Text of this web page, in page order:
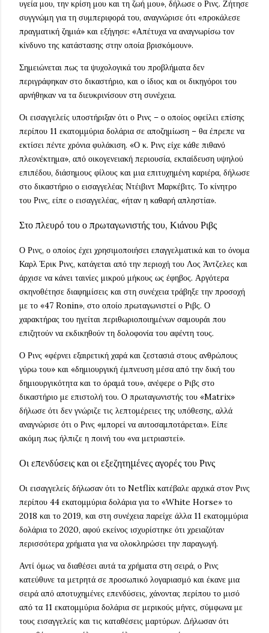
υγεία μου, την κρίση μου και τη ζωή μου», δήλωσε ο Ρινς. Ζήτησε
συγγνώμη για τη συμπεριφορά του, αναγνώρισε ότι «προκάλεσε
πραγματική ζημιά» και εξήγησε: «Απέτυχα να αναγνωρίσω τον
κίνδυνο της κατάστασης στην οποία βρισκόμουν».
Σημειώνεται πως τα ψυχολογικά του προβλήματα δεν
περιγράφηκαν στο δικαστήριο, και ο ίδιος και οι δικηγόροι του
αρνήθηκαν να τα διευκρινίσουν στη συνέχεια.
Οι εισαγγελείς υποστήριξαν ότι ο Ρινς – ο οποίος οφείλει επίσης
περίπου 11 εκατομμύρια δολάρια σε αποζημίωση – θα έπρεπε να
εκτίσει πέντε χρόνια φυλάκιση. «Ο κ. Ρινς είχε κάθε πιθανό
πλεονέκτημα», από οικογενειακή περιουσία, εκπαίδευση υψηλού
επιπέδου, διάσημους φίλους και μια επιτυχημένη καριέρα, δήλωσε
στο δικαστήριο ο εισαγγελέας Ντέιβιντ Μαρκέβιτς. Το κίνητρο
του Ρινς, είπε ο εισαγγελέας, «ήταν η καθαρή απληστία».
Στο πλευρό του ο πρωταγωνιστής του, Κιάνου Ριβς
Ο Ρινς, ο οποίος έχει χρησιμοποιήσει επαγγελματικά και το όνομα
Καρλ Έρικ Ρινς, κατάγεται από την περιοχή του Λος Άντζελες και
άρχισε να κάνει ταινίες μικρού μήκους ως έφηβος. Αργότερα
σκηνοθέτησε διαφημίσεις και στη συνέχεια τράβηξε την προσοχή
με το «47 Ronin», στο οποίο πρωταγωνιστεί ο Ριβς. Ο
χαρακτήρας του ηγείται περιθωριοποιημένων σαμουράι που
επιζητούν να εκδικηθούν τη δολοφονία του αφέντη τους.
Ο Ρινς «φέρνει εξαιρετική χαρά και ζεστασιά στους ανθρώπους
γύρω του» και «δημιουργική έμπνευση μέσα από την δική του
δημιουργικότητα και το όραμά του», ανέφερε ο Ριβς στο
δικαστήριο με επιστολή του. Ο πρωταγωνιστής του «Matrix»
δήλωσε ότι δεν γνώριζε τις λεπτομέρειες της υπόθεσης, αλλά
αναγνώρισε ότι ο Ρινς «μπορεί να αυτοσαμποτάρεται». Είπε
ακόμη πως ήλπιζε η ποινή του «να μετριαστεί».
Οι επενδύσεις και οι εξεζητημένες αγορές του Ρινς
Οι εισαγγελείς δήλωσαν ότι το Netflix κατέβαλε αρχικά στον Ρινς
περίπου 44 εκατομμύρια δολάρια για το «White Horse» το
2018 και το 2019, και στη συνέχεια παρείχε άλλα 11 εκατομμύρια
δολάρια το 2020, αφού εκείνος ισχυρίστηκε ότι χρειαζόταν
περισσότερα χρήματα για να ολοκληρώσει την παραγωγή.
Αντί όμως να διαθέσει αυτά τα χρήματα στη σειρά, ο Ρινς
κατεύθυνε τα μετρητά σε προσωπικό λογαριασμό και έκανε μια
σειρά από αποτυχημένες επενδύσεις, χάνοντας περίπου το μισό
από τα 11 εκατομμύρια δολάρια σε μερικούς μήνες, σύμφωνα με
τους εισαγγελείς και τις καταθέσεις μαρτύρων. Δήλωσαν ότι